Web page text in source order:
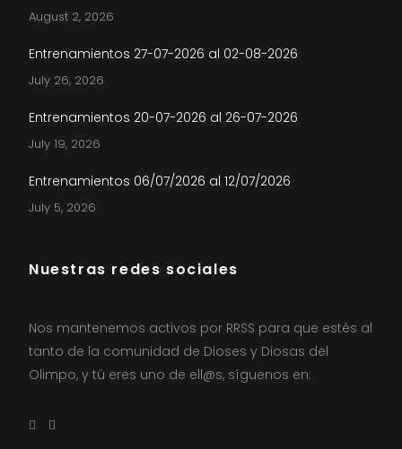
August 2, 2026
Entrenamientos 27-07-2026 al 02-08-2026
July 26, 2026
Entrenamientos 20-07-2026 al 26-07-2026
July 19, 2026
Entrenamientos 06/07/2026 al 12/07/2026
July 5, 2026
Nuestras redes sociales
Nos mantenemos activos por RRSS para que estés al
tanto de la comunidad de Dioses y Diosas del
Olimpo, y tú eres uno de ell@s, síguenos en: